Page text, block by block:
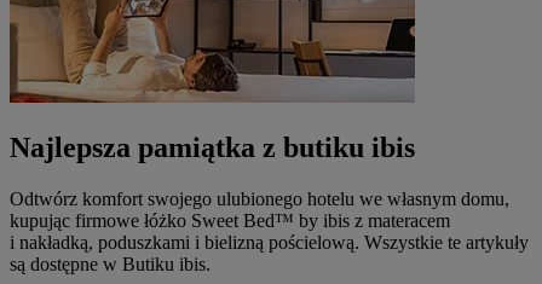
Najlepsza pamiątka z butiku ibis
Odtwórz komfort swojego ulubionego hotelu we własnym domu,
kupując firmowe łóżko Sweet Bed™ by ibis z materacem
i nakładką, poduszkami i bielizną pościelową. Wszystkie te artykuły
są dostępne w Butiku ibis.